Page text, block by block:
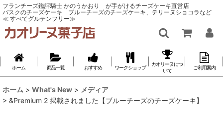
フランチーズ鑑評騎士 かのうかおり が手がけるチーズケーキ直営店
バスクのチーズケーキ ブルーチーズのチーズケーキ、テリーヌショコラなど
≪ すべてグルテンフリー≫
ホーム 商品一覧 おすすめ ワークショップ
カオリーヌにつ
いて
ご利用案内
ホーム > What's New > メディア
> &Premium 2 掲載されました【ブルーチーズのチーズケーキ】